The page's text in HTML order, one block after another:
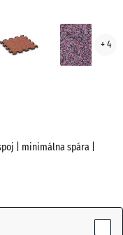
+ 4
| minimálna spára |